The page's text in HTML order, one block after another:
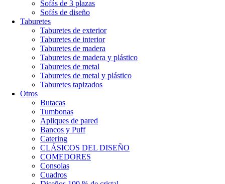
Sofás de 3 plazas
Sofás de diseño
Taburetes
Taburetes de exterior
Taburetes de interior
Taburetes de madera
Taburetes de madera y plástico
Taburetes de metal
Taburetes de metal y plástico
Taburetes tapizados
Otros
Butacas
Tumbonas
Apliques de pared
Bancos y Puff
Catering
CLÁSICOS DEL DISEÑO
COMEDORES
Consolas
Cuadros